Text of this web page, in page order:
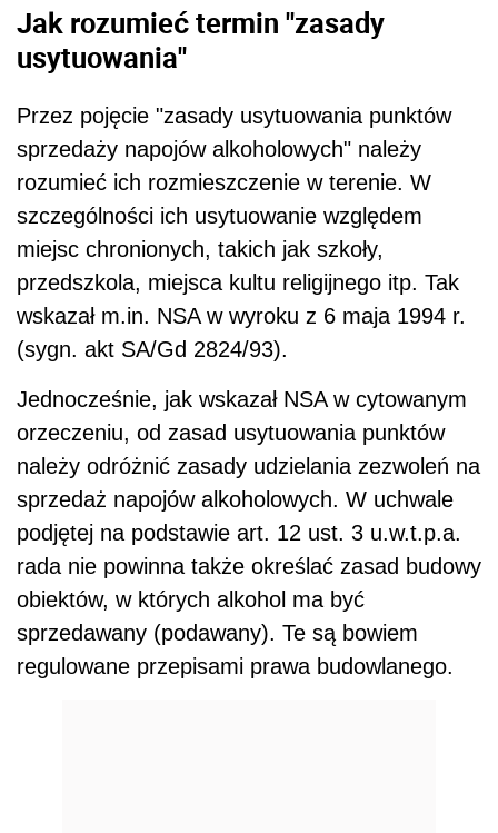
Jak rozumieć termin "zasady
usytuowania"
Przez pojęcie "zasady usytuowania punktów
sprzedaży napojów alkoholowych" należy
rozumieć ich rozmieszczenie w terenie. W
szczególności ich usytuowanie względem
miejsc chronionych, takich jak szkoły,
przedszkola, miejsca kultu religijnego itp. Tak
wskazał m.in. NSA w wyroku z 6 maja 1994 r.
(sygn. akt SA/Gd 2824/93).
Jednocześnie, jak wskazał NSA w cytowanym
orzeczeniu, od zasad usytuowania punktów
należy odróżnić zasady udzielania zezwoleń na
sprzedaż napojów alkoholowych. W uchwale
podjętej na podstawie art. 12 ust. 3 u.w.t.p.a.
rada nie powinna także określać zasad budowy
obiektów, w których alkohol ma być
sprzedawany (podawany). Te są bowiem
regulowane przepisami prawa budowlanego.